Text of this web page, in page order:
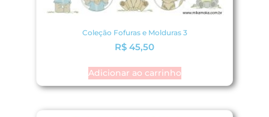
Coleção Fofuras e Molduras 3
R$ 45,50
Adicionar ao carrinho